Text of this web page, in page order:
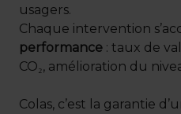
usagers.
Chaque intervention
performance : taux de
CO₂, amélioration du
Colas, c’est la garantie